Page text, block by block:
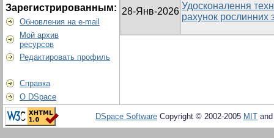
Зарегистрированным:
Обновления на e-mail
Мой архив
ресурсов
Редактировать профиль
Справка
О DSpace
28-Янв-2026
Удосконалення
рахунок рослинних
DSpace Software Copyright © 2002-2005 MIT